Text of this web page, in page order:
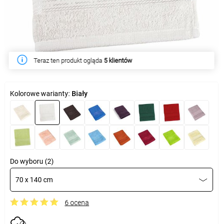
Teraz ten produkt ogląda 5 klientów
W tym tygodniu produkt kupiło6 klientów
Kolorowe warianty: Biały
Do wyboru (2)
70 x 140 cm
6 ocena